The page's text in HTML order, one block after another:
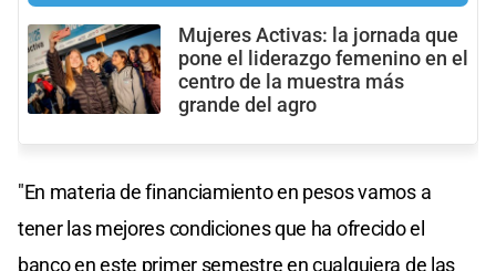
Mujeres Activas: la jornada que
pone el liderazgo femenino en el
centro de la muestra más
grande del agro
"En materia de financiamiento en pesos vamos a
tener las mejores condiciones que ha ofrecido el
banco en este primer semestre en cualquiera de las